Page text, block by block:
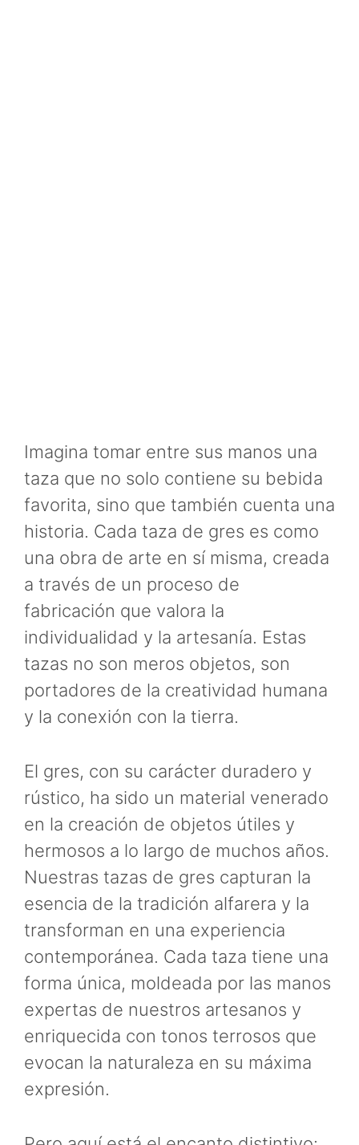
Imagina tomar entre sus manos una
taza que no solo contiene su bebida
favorita, sino que también cuenta una
historia. Cada taza de gres es como
una obra de arte en sí misma, creada
a través de un proceso de
fabricación que valora la
individualidad y la artesanía. Estas
tazas no son meros objetos, son
portadores de la creatividad humana
y la conexión con la tierra.
El gres, con su carácter duradero y
rústico, ha sido un material venerado
en la creación de objetos útiles y
hermosos a lo largo de muchos años.
Nuestras tazas de gres capturan la
esencia de la tradición alfarera y la
transforman en una experiencia
contemporánea. Cada taza tiene una
forma única, moldeada por las manos
expertas de nuestros artesanos y
enriquecida con tonos terrosos que
evocan la naturaleza en su máxima
expresión.